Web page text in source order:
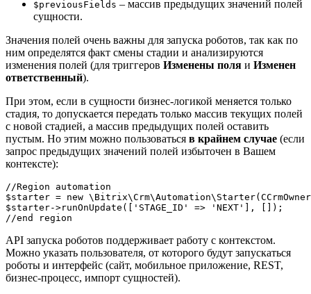
$previousFields – массив предыдущих значений полей
сущности.
Значения полей очень важны для запуска роботов, так как по
ним определятся факт смены стадии и анализируются
изменения полей (для триггеров Изменены поля и Изменен
ответственный).
При этом, если в сущности бизнес-логикой меняется только
стадия, то допускается передать только массив текущих полей
с новой стадией, а массив предыдущих полей оставить
пустым. Но этим можно пользоваться в крайнем случае (если
запрос предыдущих значений полей избыточен в Вашем
контексте):
//Region automation
$starter = new
$starter->runOnUpdate(['STAGE_ID' => 'NEXT'], []);
API запуска роботов поддерживает работу с контекстом.
Можно указать пользователя, от которого будут запускаться
роботы и интерфейс (сайт, мобильное приложение, REST,
бизнес-процесс, импорт сущностей).